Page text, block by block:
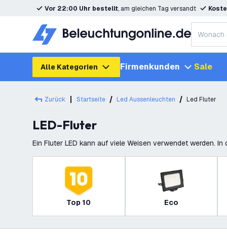
Vor 22:00 Uhr bestellt, am gleichen Tag versandt
Alle Kategorien Firmenkunden Sale
Zurück Startseite Led Aussenleuchten Led Fluter
LED-Fluter
Ein Fluter LED kann auf viele Weisen verwendet werden.
Top 10 Eco